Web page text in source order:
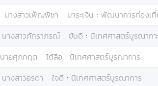
นางสาวเพ็ญพิชา มาระเงิน : พัฒนาการท่องเที่
นางสาวภัทราภรณ์ ขันดี : นิเทศศาสตร์บูรณาก
นายศุภกฤต ไต้ลือ : นิเทศศาสตร์บูรณาการ
นางสาวอรดา ใจดี : นิเทศศาสตร์บูรณาการ